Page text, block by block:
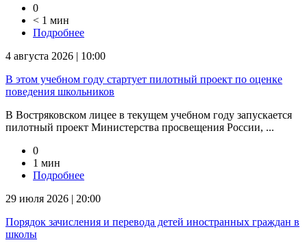
0
< 1 мин
Подробнее
4 августа 2026 | 10:00
В этом учебном году стартует пилотный проект по оценке
поведения школьников
В Востряковском лицее в текущем учебном году запускается
пилотный проект Министерства просвещения России, ...
0
1 мин
Подробнее
29 июля 2026 | 20:00
Порядок зачисления и перевода детей иностранных граждан в
школы